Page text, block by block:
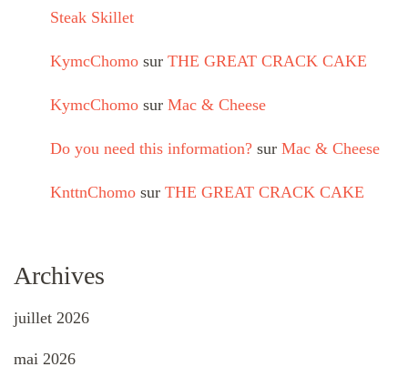
Steak Skillet
KymcChomo sur THE GREAT CRACK CAKE
KymcChomo sur Mac & Cheese
Do you need this information? sur Mac & Cheese
KnttnChomo sur THE GREAT CRACK CAKE
Archives
juillet 2026
mai 2026